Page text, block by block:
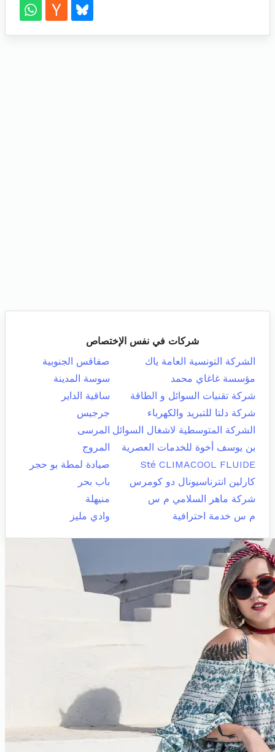
شركات في نفس الإختصاص
الشركة التونسية العامة ياك
صفاقس الجنوبية
مؤسسة غاغاي محمد
سوسة المدينة
شركة تقنيات السوائل و الطاقة
ساقية الداير
شركة دلتا للتبريد والكهرباء
جرجيس
الشركة المتوسطية لاشغال السوائل المرسى
بن يوسف أخوة للخدمات العصرية
المروج
Sté CLIMACOOL FLUIDE
صيادة لمطة بو حجر
كارلين انترناسيونال دو كومرس
باب بحر
شركة ماهر السلامي م س
منيهلة
م س خدمة احترافية
وادي مليز